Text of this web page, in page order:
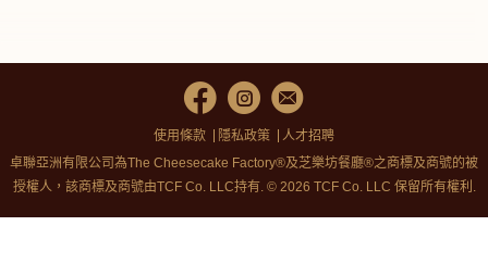
使用條款 隱私政策
人才招聘
卓聯亞洲有限公司為The Cheesecake Factory®及芝樂坊餐廳®之商標及商號的被
授權人，該商標及商號由TCF Co. LLC持有. © 2026 TCF Co. LLC 保留所有權利.